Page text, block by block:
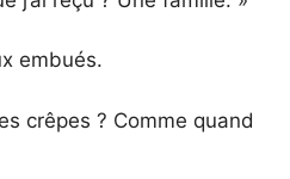
embués.
crêpes ? Comme quand